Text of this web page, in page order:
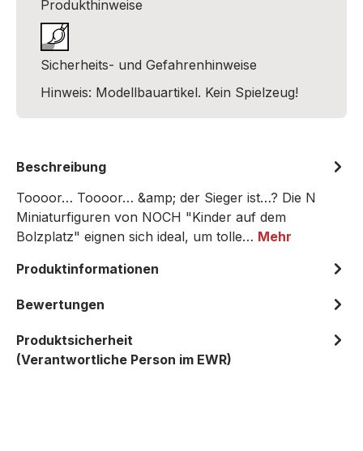
Produkthinweise
Sicherheits- und Gefahrenhinweise
Hinweis: Modellbauartikel. Kein Spielzeug!
Beschreibung
Toooor… Toooor… &amp; der Sieger ist…? Die N
Miniaturfiguren von NOCH "Kinder auf dem
Bolzplatz" eignen sich ideal, um tolle… Mehr
Produktinformationen
Bewertungen
Produktsicherheit
(Verantwortliche Person im EWR)